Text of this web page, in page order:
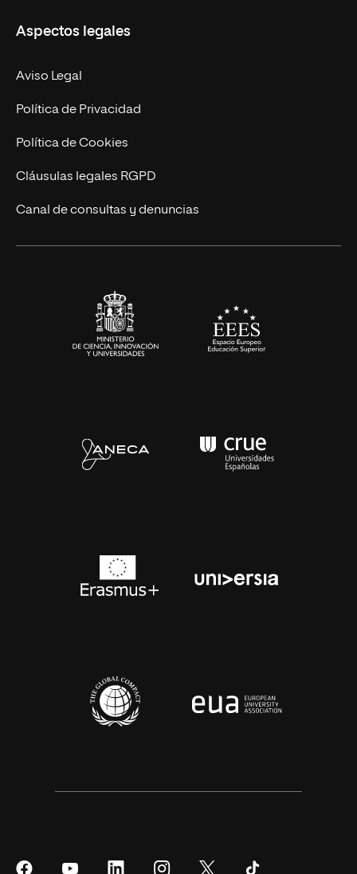
Doctorados
Experto Universitario
Postgrados
Cursos Universitarios
Facultades
Nuestro Equipo
Trabaja en UNIR
Actualidad
UNIR Revista
Eventos
Aspectos legales
Aviso Legal
Política de Privacidad
Política de Cookies
Cláusulas legales RGPD
Canal de consultas y denuncias
SíguenosSíguenos SíguenosSíguenos Síguenos